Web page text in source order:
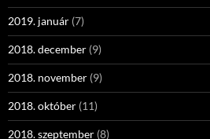
2019. január (7)
2018. december (9)
2018. november (9)
2018. október (11)
2018. szeptember (8)